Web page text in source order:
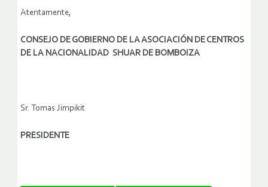
Atentamente,
CONSEJO DE GOBIERNO DE LA ASOCIACIÓN DE CENTROS
DE LA NACIONALIDAD SHUAR DE BOMBOIZA
Sr. Tomas Jimpikit
PRESIDENTE